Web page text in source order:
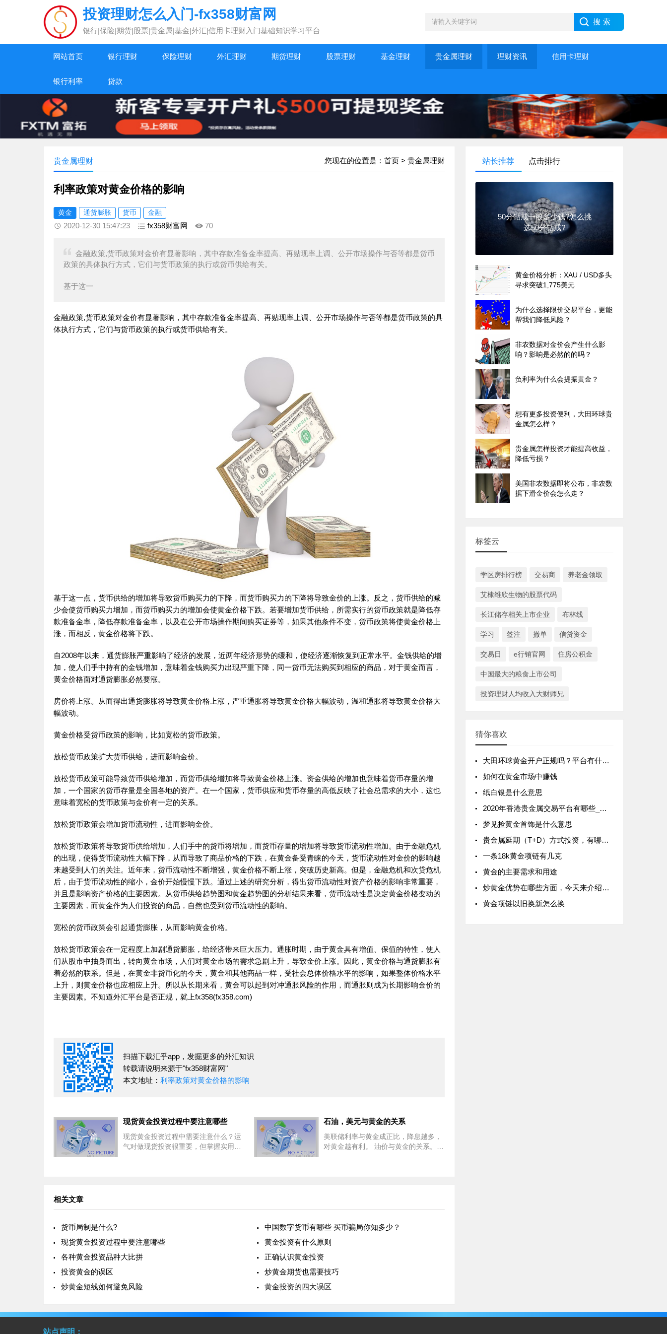
投资理财怎么入门-fx358财富网
银行|保险|期货|股票|贵金属|基金|外汇|信用卡理财入门基础知识学习平台
网站首页 银行理财 保险理财 外汇理财 期货理财 股票理财 基金理财 贵金属理财 理财资讯 信用卡理财
银行利率 贷款
您现在的位置是： 首页 > 贵金属理财
贵金属理财
利率政策对黄金价格的影响
黄金 通货膨胀 货币 金融
2020-12-30 15:47:23 fx358财富网 70
金融政策,货币政策对金价有显著影响，其中存款准备金率提高、再贴现率上调、公开市场操作与否等都是货币
政策的具体执行方式，它们与货币政策的执行或货币供给有关。
基于这一
金融政策,货币政策对金价有显著影响，其中存款准备金率提高、再贴现率上调、公开市场操作与否等都是货币政策的具
体执行方式，它们与货币政策的执行或货币供给有关。
基于这一点，货币供给的增加将导致货币购买力的下降，而货币购买力的下降将导致金价的上涨。反之，货币供给的减
少会使货币购买力增加，而货币购买力的增加会使黄金价格下跌。若要增加货币供给，所需实行的货币政策就是降低存
款准备金率，降低存款准备金率，以及在公开市场操作期间购买证券等，如果其他条件不变，货币政策将使黄金价格上
涨，而相反，黄金价格将下跌。
自2008年以来，通货膨胀严重影响了经济的发展，近两年经济形势的缓和，使经济逐渐恢复到正常水平。金钱供给的增
加，使人们手中持有的金钱增加，意味着金钱购买力出现严重下降，同一货币无法购买到相应的商品，对于黄金而言，
黄金价格面对通货膨胀必然要涨。
房价将上涨。从而得出通货膨胀将导致黄金价格上涨，严重通胀将导致黄金价格大幅波动，温和通胀将导致黄金价格大
幅波动。
黄金价格受货币政策的影响，比如宽松的货币政策。
放松货币政策扩大货币供给，进而影响金价。
放松货币政策可能导致货币供给增加，而货币供给增加将导致黄金价格上涨。资金供给的增加也意味着货币存量的增
加，一个国家的货币存量是全国各地的资产。在一个国家，货币供应和货币存量的高低反映了社会总需求的大小，这也
意味着宽松的货币政策与金价有一定的关系。
放松货币政策会增加货币流动性，进而影响金价。
放松货币政策将导致货币供给增加，人们手中的货币将增加，而货币存量的增加将导致货币流动性增加。由于金融危机
的出现，使得货币流动性大幅下降，从而导致了商品价格的下跌，在黄金备受青睐的今天，货币流动性对金价的影响越
来越受到人们的关注。近年来，货币流动性不断增强，黄金价格不断上涨，突破历史新高。但是，金融危机和次贷危机
后，由于货币流动性的缩小，金价开始慢慢下跌。通过上述的研究分析，得出货币流动性对资产价格的影响非常重要，
并且是影响资产价格的主要因素。从货币供给趋势图和黄金趋势图的分析结果来看，货币流动性是决定黄金价格变动的
主要因素，而黄金作为人们投资的商品，自然也受到货币流动性的影响。
宽松的货币政策会引起通货膨胀，从而影响黄金价格。
放松货币政策会在一定程度上加剧通货膨胀，给经济带来巨大压力。通胀时期，由于黄金具有增值、保值的特性，使人
们从股市中抽身而出，转向黄金市场，人们对黄金市场的需求急剧上升，导致金价上涨。因此，黄金价格与通货膨胀有
着必然的联系。但是，在黄金非货币化的今天，黄金和其他商品一样，受社会总体价格水平的影响，如果整体价格水平
上升，则黄金价格也应相应上升。所以从长期来看，黄金可以起到对冲通胀风险的作用，而通胀则成为长期影响金价的
主要因素。不知道外汇平台是否正规，就上fx358(fx358.com)
扫描下载汇乎app，发掘更多的外汇知识
转载请说明来源于"fx358财富网"
本文地址： 利率政策对黄金价格的影响
上一篇
现货黄金投资过程中要注意哪些
现货黄金投资过程中需要注意什么？运
气对做现货投资很重要，但掌握实用技
下一篇
石油，美元与黄金的关系
美联储利率与黄金成正比，降息越多，
对黄金越有利。 油价与黄金的关系。
相关文章
货币局制是什么?
中国数字货币有哪些 买币骗局你知多少？
现货黄金投资过程中要注意哪些
黄金投资有什么原则
各种黄金投资品种大比拼
正确认识黄金投资
投资黄金的误区
炒黄金期货也需要技巧
炒黄金短线如何避免风险
黄金投资的四大误区
站长推荐 点击排行
50分钻戒一般多少钱?怎么挑
选50分钻戒?
黄金价格分析：XAU / USD多头
寻求突破1,775美元
为什么选择限价交易平台，更能
帮我们降低风险？
非农数据对金价会产生什么影
响？影响是必然的的吗？
负利率为什么会提振黄金？
想有更多投资便利，大田环球贵
金属怎么样？
贵金属怎样投资才能提高收益，
降低亏损？
美国非农数据即将公布，非农数
据下滑金价会怎么走？
标签云
学区房排行榜 交易商 养老金领取
艾棣维欣生物的股票代码
长江储存相关上市企业 布林线
学习 签注 撤单 信贷资金
交易日 e行销官网 住房公积金
中国最大的粮食上市公司
投资理财人均收入大财师兄
猜你喜欢
大田环球黄金开户正规吗？平台有什么优质服务？
如何在黄金市场中赚钱
纸白银是什么意思
2020年香港贵金属交易平台有哪些_哪个好
梦见捡黄金首饰是什么意思
贵金属延期（T+D）方式投资，有哪些风险？如何避免？
一条18k黄金项链有几克
黄金的主要需求和用途
炒黄金优势在哪些方面，今天来介绍一下
黄金项链以旧换新怎么换
站点声明：